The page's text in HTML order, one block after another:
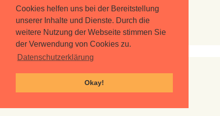
Cookies helfen uns bei der Bereitstellung
unserer Inhalte und Dienste. Durch die
weitere Nutzung der Webseite stimmen Sie
der Verwendung von Cookies zu.
Datenschutzerklärung
Okay!
Spiel mit uns!